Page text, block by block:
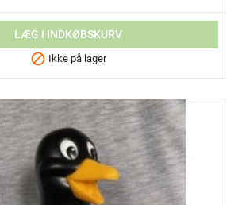
LÆG I INDKØBSKURV
 Ikke på lager